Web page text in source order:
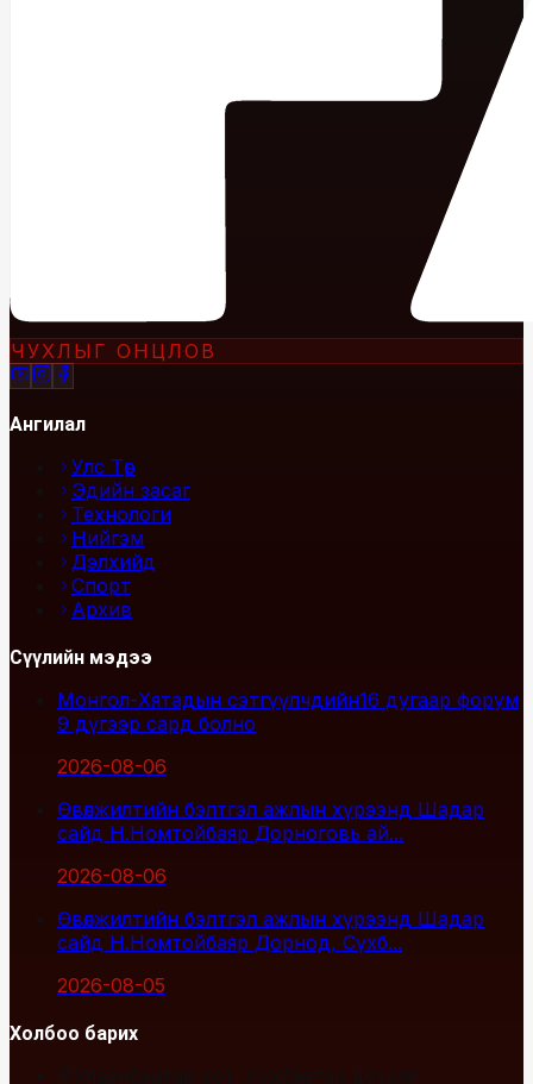
ЧУХЛЫГ ОНЦЛОВ
Ангилал
Улс Төр
Эдийн засаг
Технологи
Нийгэм
Дэлхийд
Спорт
Архив
Сүүлийн мэдээ
Монгол-Хятадын сэтгүүлчдийн16 дугаар форум
9 дүгээр сард болно
2026-08-06
Өвөлжилтийн бэлтгэл ажлын хүрээнд Шадар
сайд Н.Номтойбаяр Дорноговь ай...
2026-08-06
Өвөлжилтийн бэлтгэл ажлын хүрээнд Шадар
сайд Н.Номтойбаяр Дорнод, Сүхб...
2026-08-05
Холбоо барих